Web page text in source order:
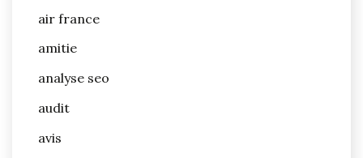
air france
amitie
analyse seo
audit
avis